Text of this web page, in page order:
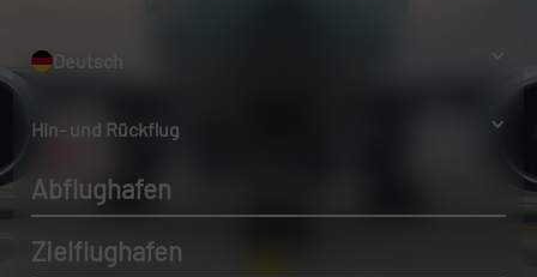
Deutsch
Hin- und Rückflug
Abflughafen
Zielflughafen